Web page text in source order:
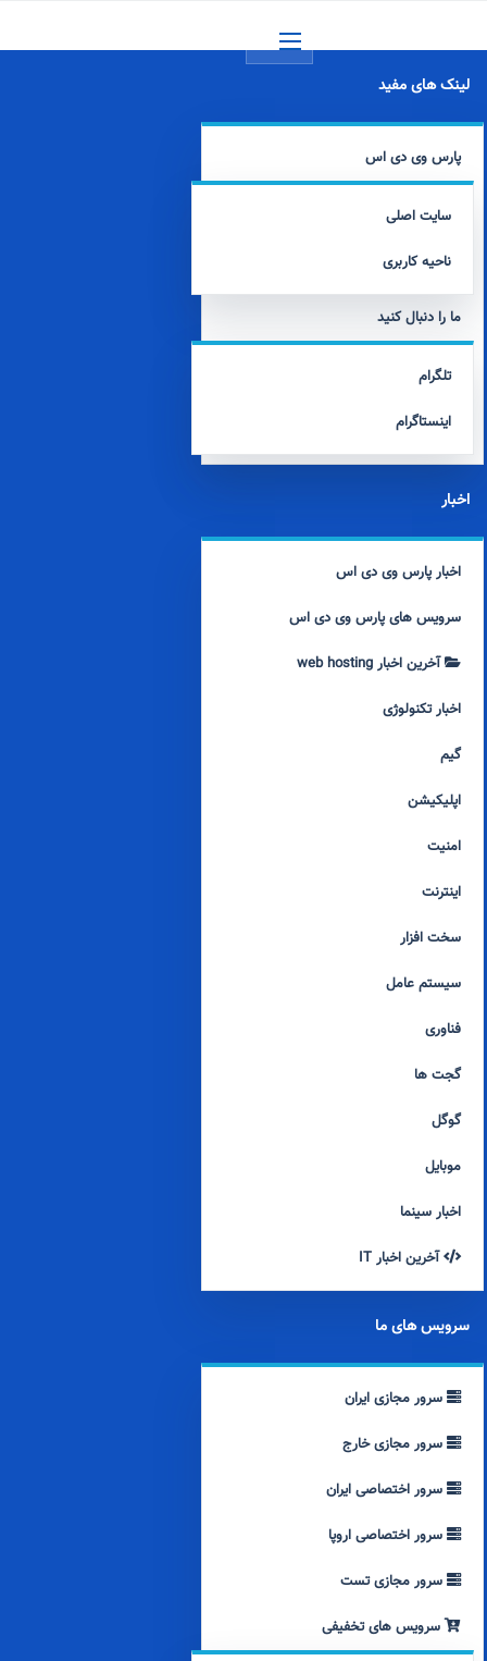
لینک های مفید
پارس وی دی اس
سایت اصلی
ناحیه کاربری
ما را دنبال کنید
تلگرام
اینستاگرام
اخبار
اخبار پارس وی دی اس
سرویس های پارس وی دی اس
آخرین اخبار web hosting
اخبار تکنولوژی
گیم
اپلیکیشن
امنیت
اینترنت
سخت افزار
سیستم عامل
فناوری
گجت ها
گوگل
موبایل
اخبار سینما
آخرین اخبار IT
سرویس های ما
سرور مجازی ایران
سرور مجازی خارج
سرور اختصاصی ایران
سرور اختصاصی اروپا
سرور مجازی تست
سرویس های تخفیفی